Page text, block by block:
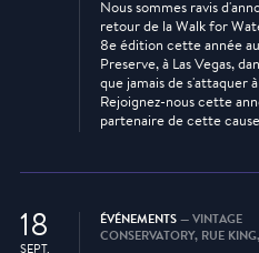
Nous sommes ravis
retour de la Walk for
8e édition cette année
Preserve, à Las Vegas,
que jamais de s'attaquer
Rejoignez-nous cette
partenaire de cette
18 ÉVÉNEMENTS — VINTAGE
CONSERVATORY, RUE